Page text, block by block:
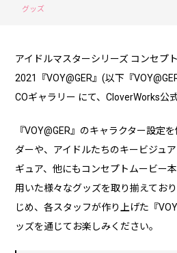
グッズ
アイドルマスターシリーズ コンセプ
2021『VOY@GER』(以下『
COギャラリー にて、CloverWorks公
『VOY@GER』のキャラクター設定
ダーや、アイドルたちのキービジュ
ギュア、他にもコンセプトムービー
用いた様々なグッズを取り揃えてお
じめ、各スタッフが作り上げた『
ッズを通じてお楽しみください。